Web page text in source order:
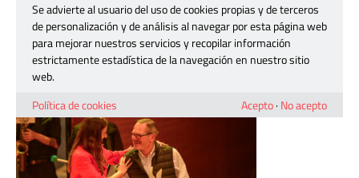
salon-dop-4-baja
12 marzo, 2025
Se advierte al usuario del uso de cookies propias y de terceros
de personalización y de análisis al navegar por esta página web
para mejorar nuestros servicios y recopilar información
estrictamente estadística de la navegación en nuestro sitio
web.
Política de cookies
Acepto· No acepto